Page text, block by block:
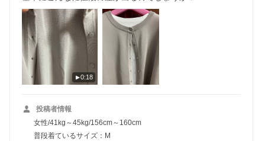
0:18
投稿者情報
女性/41kg～45kg/156cm～160cm
普段着ているサイズ：M